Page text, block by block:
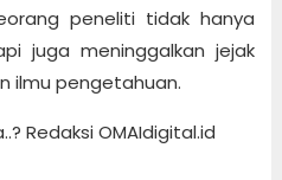
peneliti tidak hanya
juga meninggalkan jejak
ilmu pengetahuan.
Redaksi OMAIdigital.id